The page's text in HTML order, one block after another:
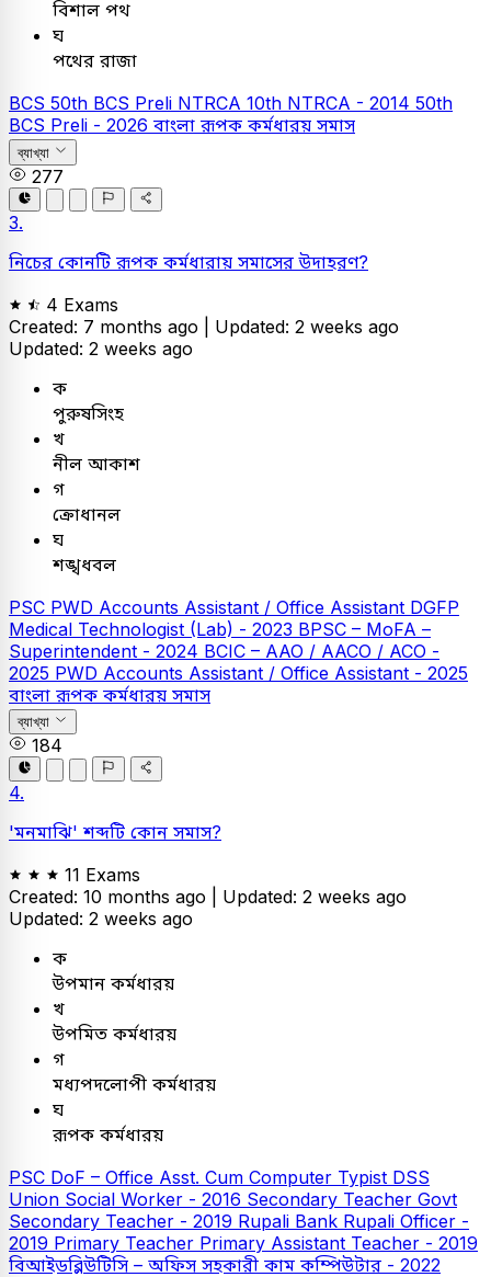
বিশাল পথ
ঘ
পথের রাজা
BCS 50th BCS Preli NTRCA 10th NTRCA - 2014 50th
BCS Preli - 2026 বাংলা রূপক কর্মধারয় সমাস
ব্যাখ্যা
277
3.
নিচের কোনটি রূপক কর্মধারায় সমাসের উদাহরণ?
4 Exams
Created: 7 months ago | Updated: 2 weeks ago
Updated: 2 weeks ago
ক
পুরুষসিংহ
খ
নীল আকাশ
গ
ক্রোধানল
ঘ
শঙ্খধবল
PSC PWD Accounts Assistant / Office Assistant DGFP
Medical Technologist (Lab) - 2023 BPSC – MoFA –
Superintendent - 2024 BCIC – AAO / AACO / ACO -
2025 PWD Accounts Assistant / Office Assistant - 2025
বাংলা রূপক কর্মধারয় সমাস
ব্যাখ্যা
184
4.
'মনমাঝি' শব্দটি কোন সমাস?
11 Exams
Created: 10 months ago | Updated: 2 weeks ago
Updated: 2 weeks ago
ক
উপমান কর্মধারয়
খ
উপমিত কর্মধারয়
গ
মধ্যপদলোপী কর্মধারয়
ঘ
রূপক কর্মধারয়
PSC DoF – Office Asst. Cum Computer Typist DSS
Union Social Worker - 2016 Secondary Teacher Govt
Secondary Teacher - 2019 Rupali Bank Rupali Officer -
2019 Primary Teacher Primary Assistant Teacher - 2019
বিআইডব্লিউটিসি – অফিস সহকারী কাম কম্পিউটার - 2022